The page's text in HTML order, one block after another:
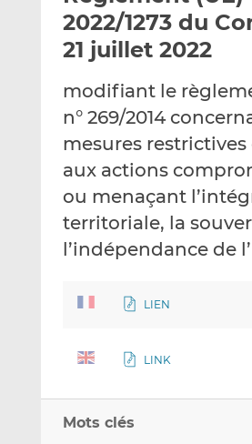
e
r
p
r
e
m
i
g
e
r
u
r
L
n
k
e
d
g
e
r
u
r
F
c
e
b
o
2022/1273 du
21 juillet 2022
modifiant le
n° 269/2014
mesures restrictives
aux actions
ou menaçant
territoriale, la
l’indépendance de
LIEN
LINK
Mots clés